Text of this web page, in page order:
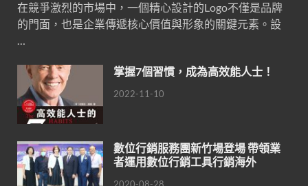
在競爭激烈的市場中，一個精心設計的Logo不僅是品牌
的門面，也是企業傳遞核心價值與形象的關鍵元素。設
…
掌握7個習慣，成為高效能人士！
2022-11-10
數位行銷服務團新竹場登場 帶領業
者運用數位行銷工具行銷海外